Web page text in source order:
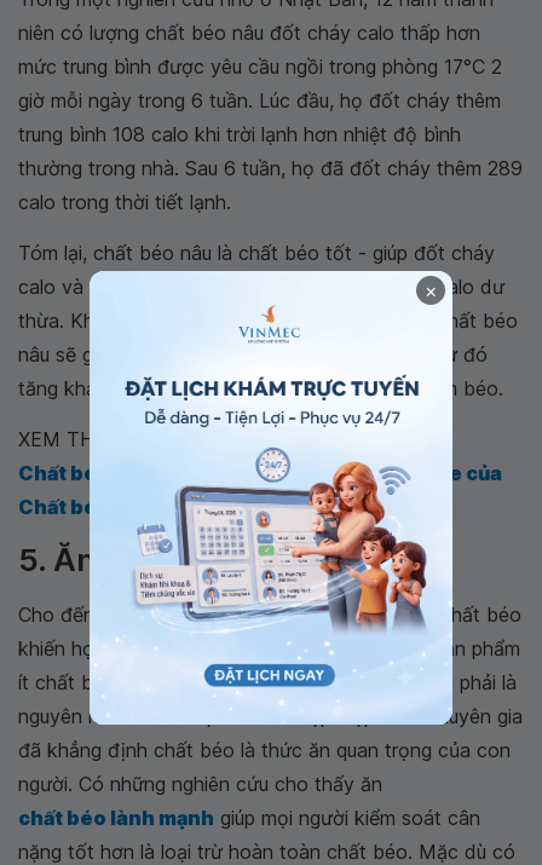
niên có lượng chất béo nâu đốt cháy calo thấp hơn
mức trung bình được yêu cầu ngồi trong phòng 17°C 2
giờ mỗi ngày trong 6 tuần. Lúc đầu, họ đốt cháy thêm
trung bình 108 calo khi trời lạnh hơn nhiệt độ bình
thường trong nhà. Sau 6 tuần, họ đã đốt cháy thêm 289
calo trong thời tiết lạnh.
Tóm lại, chất béo nâu là chất béo tốt - giúp đốt cháy
calo và có thể được sử dụng để loại bỏ lượng calo dư
thừa. Khi bạn lạnh, các tế bào thần kinh trong chất béo
nâu sẽ giải phóng một loại hormone nhất định, từ đó
tăng khả năng đốt cháy calo và có thể giúp giảm béo.
XEM THÊM:
Chất béo tốt - Chất béo xấu: Lợi ích sức khỏe của
Chất béo Omega-3
5. Ăn chất béo để giảm cân
Cho đến ngày nay, mọi người vẫn nghĩ rằng ăn chất béo
khiến họ béo lên, vì vậy cố gắng tìm kiếm các sản phẩm
ít chất béo. Nhưng sự thật là ăn chất béo không phải là
nguyên nhân khiến bạn trở lên mập mạp. Các chuyên gia
đã khẳng định chất béo là thức ăn quan trọng của con
người. Có những nghiên cứu cho thấy ăn
chất béo lành mạnh giúp mọi người kiểm soát cân
nặng tốt hơn là loại trừ hoàn toàn chất béo. Mặc dù có
×